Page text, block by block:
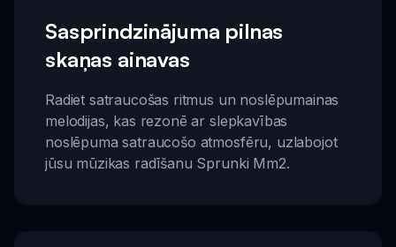
Sasprindzinājuma pilnas
skaņas ainavas
Radiet satraucošas ritmus un noslēpumainas
melodijas, kas rezonē ar slepkavības
noslēpuma satraucošo atmosfēru, uzlabojot
jūsu mūzikas radīšanu Sprunki Mm2.